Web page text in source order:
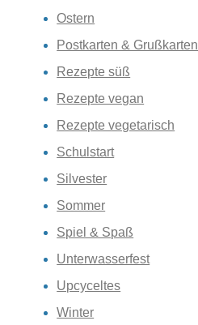
Ostern
Postkarten & Grußkarten
Rezepte süß
Rezepte vegan
Rezepte vegetarisch
Schulstart
Silvester
Sommer
Spiel & Spaß
Unterwasserfest
Upcyceltes
Winter